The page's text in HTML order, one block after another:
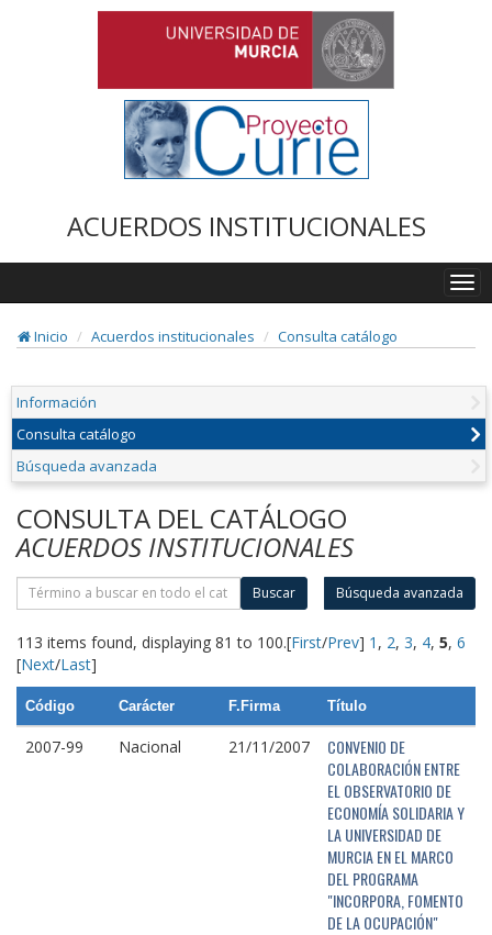
ACUERDOS INSTITUCIONALES
Inicio
Acuerdos institucionales Consulta catálogo
Información
Consulta catálogo
Búsqueda avanzada
CONSULTA DEL CATÁLOGO
ACUERDOS INSTITUCIONALES
Buscar Búsqueda avanzada
113 items found, displaying 81 to 100.[First/Prev] 1 , 2, 3, 4, 5, 6
[Next/Last]
Código Carácter F.Firma Título
2007-99 Nacional 21/11/2007
CONVENIO DE
COLABORACIÓN ENTRE
EL OBSERVATORIO DE
ECONOMÍA SOLIDARIA Y
LA UNIVERSIDAD DE
MURCIA EN EL MARCO
DEL PROGRAMA
"INCORPORA, FOMENTO
DE LA OCUPACIÓN"